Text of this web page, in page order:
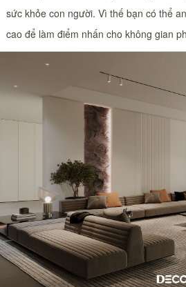
sức khỏe con người. Vì thế bạn có thể
cao để làm điểm nhấn cho không gian